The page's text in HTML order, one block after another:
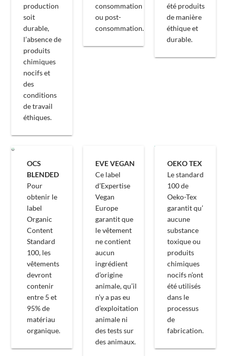
production
soit
durable,
l’absence de
produits
chimiques
nocifs et
des
conditions
de travail
éthiques.
consommation
ou post-
consommation.
été produits
de manière
éthique et
durable.
OCS
BLENDED
Pour
obtenir le
label
Organic
Content
Standard
100, les
vêtements
devront
contenir
entre 5 et
95% de
matériau
organique.
EVE VEGAN
Ce label
d’Expertise
Vegan
Europe
garantit que
le vêtement
ne contient
aucun
ingrédient
d’origine
animale, qu’il
n’y a pas eu
d’exploitation
animale ni
des tests sur
des animaux.
OEKO TEX
Le standard
100 de
Oeko-Tex
garantit qu’
aucune
substance
toxique ou
produits
chimiques
nocifs n’ont
été utilisés
dans le
processus
de
fabrication.